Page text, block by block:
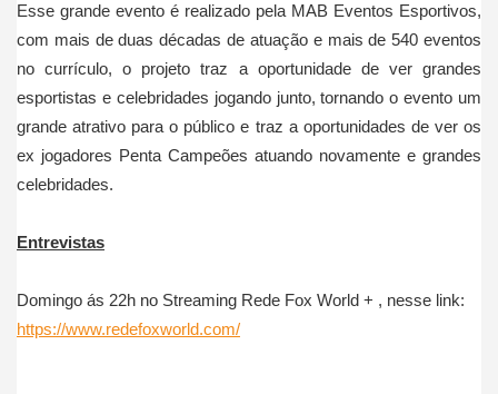
Esse grande evento é realizado pela MAB Eventos Esportivos,
com mais de duas décadas de atuação e mais de 540 eventos
no currículo, o projeto traz a oportunidade de ver grandes
esportistas e celebridades jogando junto, tornando o evento um
grande atrativo para o público e traz a oportunidades de ver os
ex jogadores Penta Campeões atuando novamente e grandes
celebridades.
Entrevistas
Domingo ás 22h no Streaming Rede Fox World + , nesse link:
https://www.redefoxworld.com/